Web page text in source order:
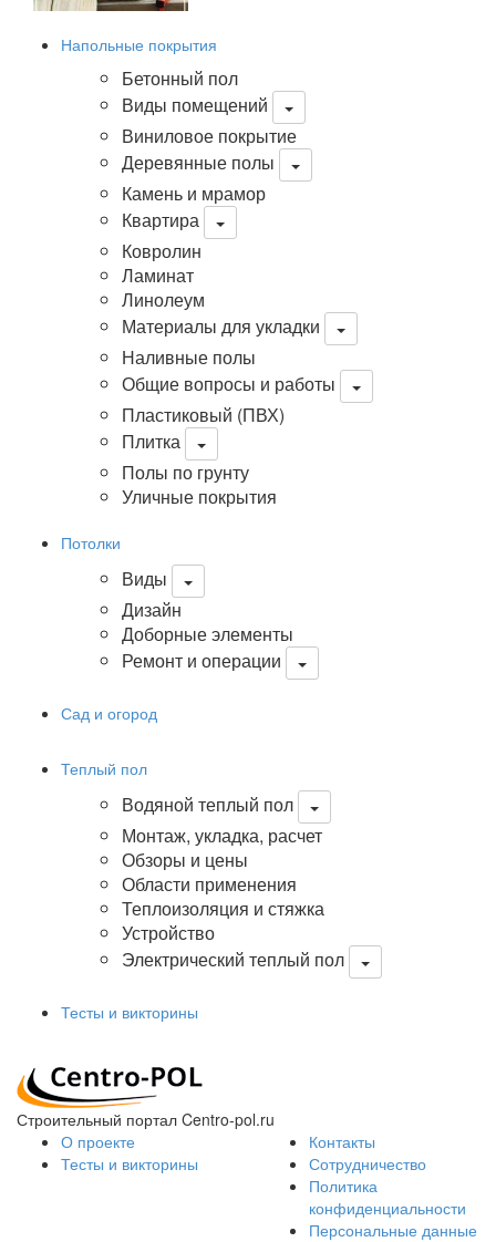
Напольные покрытия
Бетонный пол
Виды помещений
Виниловое покрытие
Деревянные полы
Камень и мрамор
Квартира
Ковролин
Ламинат
Линолеум
Материалы для укладки
Наливные полы
Общие вопросы и работы
Пластиковый (ПВХ)
Плитка
Полы по грунту
Уличные покрытия
Потолки
Виды
Дизайн
Доборные элементы
Ремонт и операции
Сад и огород
Теплый пол
Водяной теплый пол
Монтаж, укладка, расчет
Обзоры и цены
Области применения
Теплоизоляция и стяжка
Устройство
Электрический теплый пол
Тесты и викторины
Строительный портал Centro-pol.ru
О проекте
Тесты и викторины
Контакты
Сотрудничество
Политика
конфиденциальности
Персональные данные